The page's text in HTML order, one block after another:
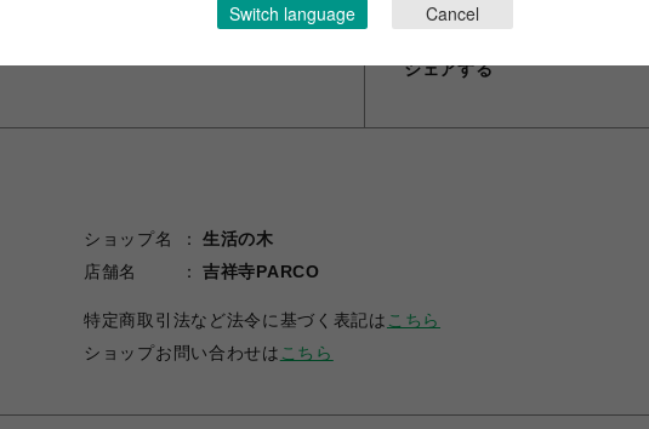
シェアする
ショップ名
生活の木
店舗名
吉祥寺PARCO
特定商取引法など法令に基づく表記は こちら
ショップお問い合わせは こちら
Switch language Cancel